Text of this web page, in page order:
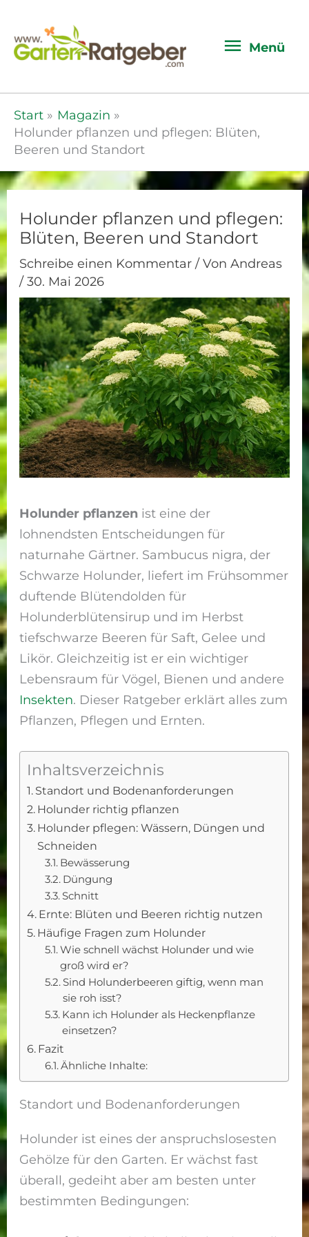
Menü
Start
Magazin
Holunder pflanzen und pflegen: Blüten,
Beeren und Standort
Holunder pflanzen und pflegen:
Blüten, Beeren und Standort
Schreibe einen Kommentar / VonAndreas
/30. Mai 2026
Holunder pflanzen ist eine der
lohnendsten Entscheidungen für
naturnahe Gärtner. Sambucus nigra, der
Schwarze Holunder, liefert im Frühsommer
duftende Blütendolden für
Holunderblütensirup und im Herbst
tiefschwarze Beeren für Saft, Gelee und
Likör. Gleichzeitig ist er ein wichtiger
Lebensraum für Vögel, Bienen und andere
Insekten. Dieser Ratgeber erklärt alles zum
Pflanzen, Pflegen und Ernten.
Inhaltsverzeichnis
Standort und Bodenanforderungen
Holunder richtig pflanzen
Holunder pflegen: Wässern, Düngen und
Schneiden
Bewässerung
Düngung
Schnitt
Ernte: Blüten und Beeren richtig nutzen
Häufige Fragen zum Holunder
Wie schnell wächst Holunder und wie
groß wird er?
Sind Holunderbeeren giftig, wenn man
sie roh isst?
Kann ich Holunder als Heckenpflanze
einsetzen?
Fazit
Ähnliche Inhalte:
Standort und Bodenanforderungen
Holunder ist eines der anspruchslosesten
Gehölze für den Garten. Er wächst fast
überall, gedeiht aber am besten unter
bestimmten Bedingungen: